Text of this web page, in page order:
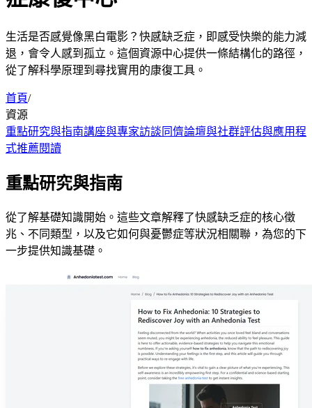
生活是否感覺像黑白電影？快感缺乏症，即感受快樂的能力減
退，會令人感到孤立。這個資源中心提供一條結構化的路徑，
從了解科學原理到尋找實用的康復工具。
首頁/
資源
重點研究與指南講座與專家訪談 同儕論壇與社群評估與應用程
式推薦閱讀
重點研究與指南
從了解基礎知識開始。這些文章解釋了快感缺乏症的核心徵
兆、不同類型，以及它如何與憂鬱症等狀況相關聯，為您的下
一步提供知識基礎。